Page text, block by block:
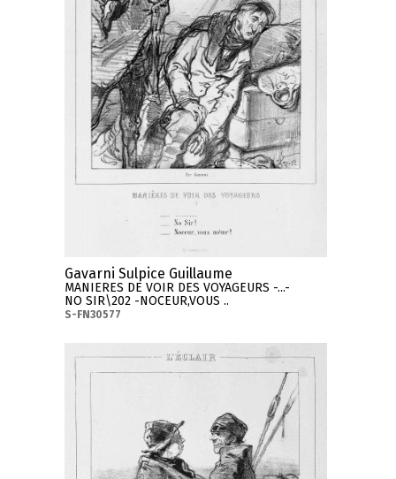
Gavarni Sulpice Guillaume
MANIERES DE VOIR DES VOYAGEURS -...-
NO SIR\202 -NOCEUR,VOUS ..
S-FN30577